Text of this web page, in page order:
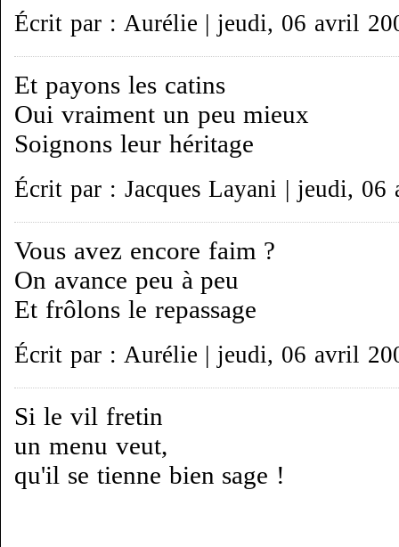
Écrit par : Aurélie | jeudi, 06 avril
Et payons les catins
Oui vraiment un peu mieux
Soignons leur héritage
Écrit par : Jacques Layani | jeudi, 06
Vous avez encore faim ?
On avance peu à peu
Et frôlons le repassage
Écrit par : Aurélie | jeudi, 06 avril
Si le vil fretin
un menu veut,
qu'il se tienne bien sage !